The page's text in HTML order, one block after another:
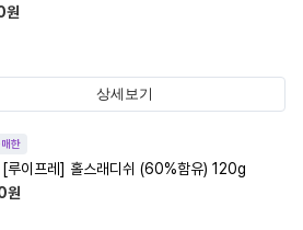
원
상세보기
한
[루이프레] 홀스래디쉬 (60%함유) 120g
원